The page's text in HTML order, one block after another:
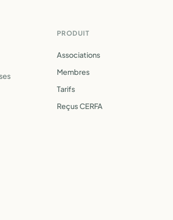
PRODUIT
Associations
Membres
Tarifs
Reçus CERFA